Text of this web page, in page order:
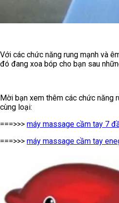
Với các chức năng rung mạnh và
đó đang xoa bóp cho bạn sau
Mời bạn xem thêm các chức năng
cùng loại:
===>>> máy massage cầm tay 7
===>>> máy massage cầm tay